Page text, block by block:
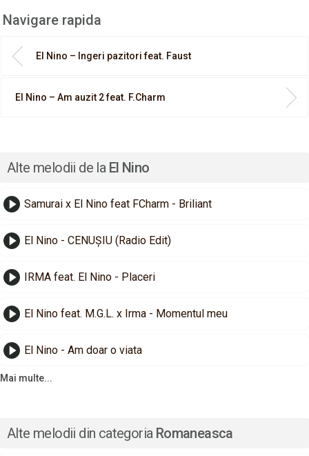
Navigare rapida
El Nino – Ingeri pazitori feat. Faust
El Nino – Am auzit 2 feat. F.Charm
Alte melodii de la El Nino
Samurai x El Nino feat FCharm - Briliant
El Nino - CENUȘIU (Radio Edit)
IRMA feat. El Nino - Placeri
El Nino feat. M.G.L. x Irma - Momentul meu
El Nino - Am doar o viata
Mai multe...
Alte melodii din categoria Romaneasca